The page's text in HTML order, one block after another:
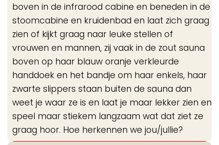
boven in de infrarood cabine en beneden in de
stoomcabine en kruidenbad en laat zich graag
zien of kijkt graag naar leuke stellen of
vrouwen en mannen, zij vaak in de zout sauna
boven op haar blauw oranje verkleurde
handdoek en het bandje om haar enkels, haar
zwarte slippers staan buiten de sauna dan
weet je waar ze is en laat je maar lekker zien en
speel maar stiekem langzaam wat dat ziet ze
graag hoor. Hoe herkennen we jou/jullie?